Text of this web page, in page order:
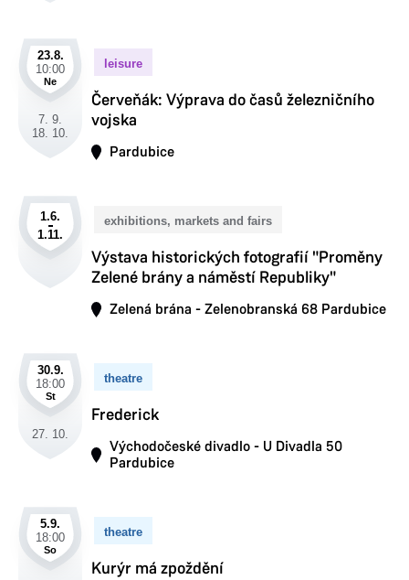
23.8.
10:00
Ne
7. 9.
18. 10.
leisure
Červeňák: Výprava do časů železničního
vojska
Pardubice
1.6.
1.11.
exhibitions, markets and fairs
Výstava historických fotografií "Proměny
Zelené brány a náměstí Republiky"
Zelená brána - Zelenobranská 68 Pardubice
30.9.
18:00
St
27. 10.
theatre
Frederick
Východočeské divadlo - U Divadla 50
Pardubice
5.9.
18:00
So
theatre
Kurýr má zpoždění